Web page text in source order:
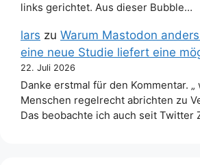
links gerichtet. Aus dieser Bubble…
lars zu Warum Mastodon
eine neue Studie liefert eine
22. Juli 2026
Danke erstmal für den Kommentar.
Menschen regelrecht abrichten zu
Das beobachte ich auch seit Twitter